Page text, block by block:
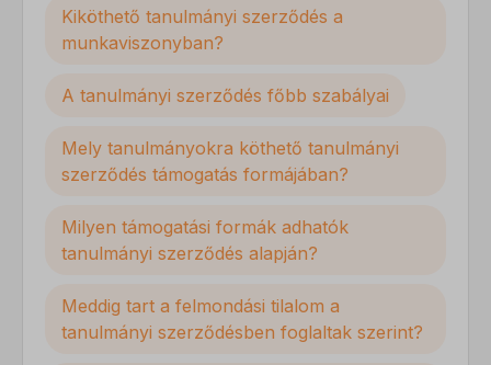
Kiköthető tanulmányi szerződés a
munkaviszonyban?
A tanulmányi szerződés főbb szabályai
Mely tanulmányokra köthető tanulmányi
szerződés támogatás formájában?
Milyen támogatási formák adhatók
tanulmányi szerződés alapján?
Meddig tart a felmondási tilalom a
tanulmányi szerződésben foglaltak szerint?